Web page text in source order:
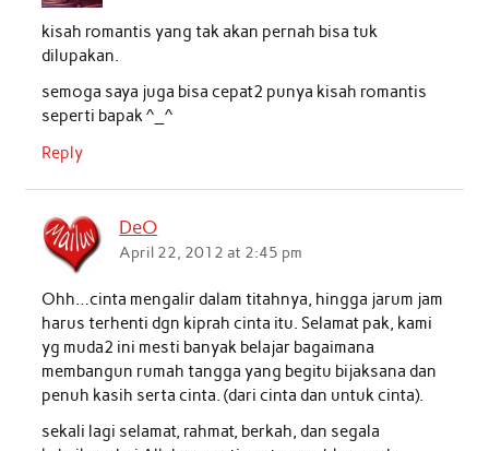
kisah romantis yang tak akan pernah bisa tuk
dilupakan.
semoga saya juga bisa cepat2 punya kisah romantis
seperti bapak ^_^
Reply
DeO
April 22, 2012 at 2:45 pm
Ohh…cinta mengalir dalam titahnya, hingga jarum jam
harus terhenti dgn kiprah cinta itu. Selamat pak, kami
yg muda2 ini mesti banyak belajar bagaimana
membangun rumah tangga yang begitu bijaksana dan
penuh kasih serta cinta. (dari cinta dan untuk cinta).
sekali lagi selamat, rahmat, berkah, dan segala